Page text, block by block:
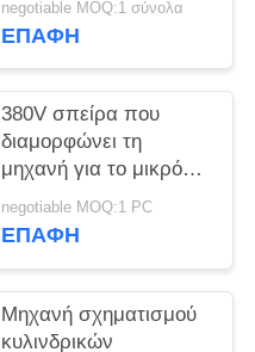
διαμορφώνει και που
μικροϋπολογιστών
negotiable MOQ:1 σύνολα
ΕΠΑΦΉ
380V σπείρα που
διαμορφώνει τη
μηχανή για το μικρό
μέσο στάτη μηχανών
negotiable MOQ:1 PC
ΕΠΑΦΉ
Μηχανή σχηματισμού
κυλινδρικών